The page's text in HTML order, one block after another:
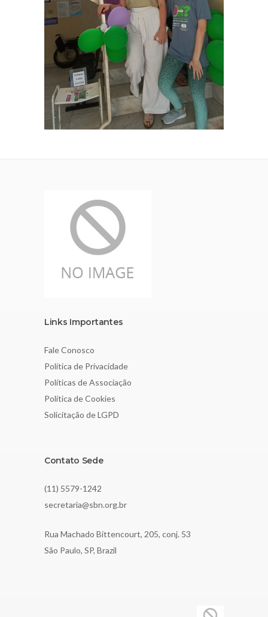
Links Importantes
Fale Conosco
Política de Privacidade
Políticas de Associação
Política de Cookies
Solicitação de LGPD
Contato Sede
(11) 5579-1242
secretaria@sbn.org.br
Rua Machado Bittencourt, 205, conj. 53
São Paulo, SP, Brazil